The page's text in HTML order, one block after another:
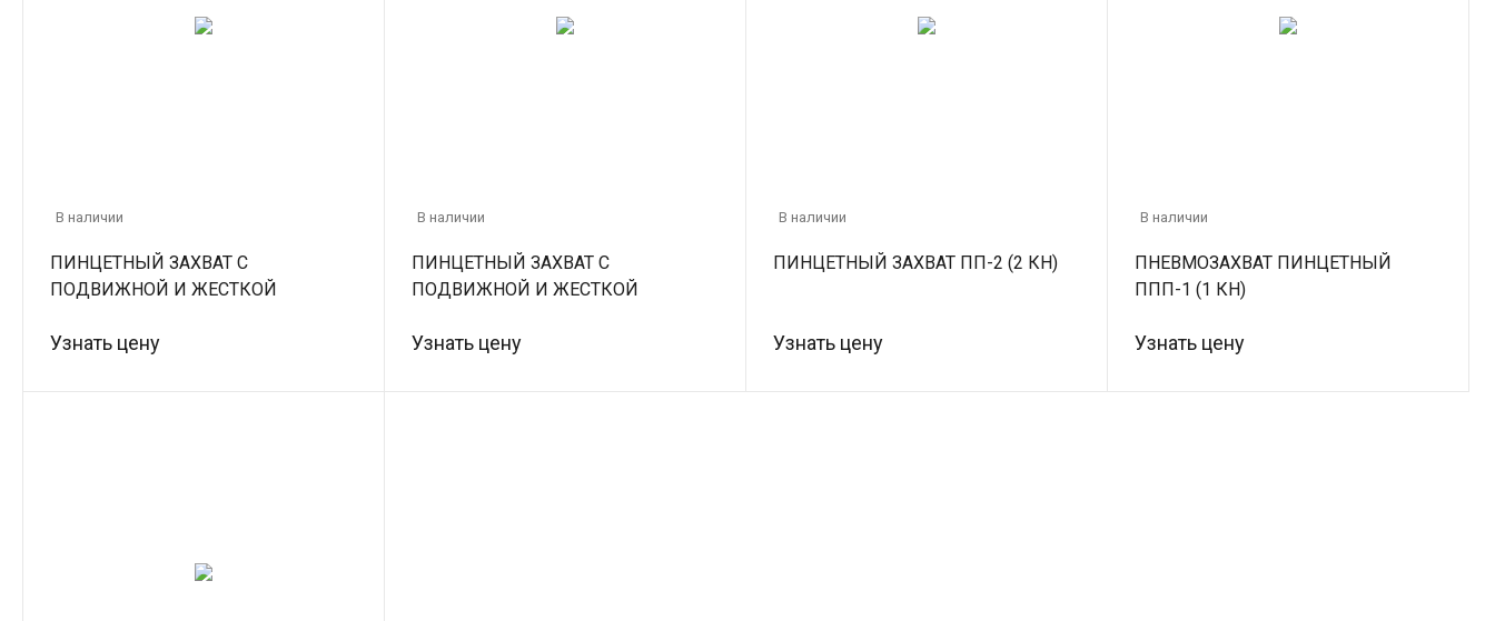
В наличии
ПИНЦЕТНЫЙ ЗАХВАТ С
ПОДВИЖНОЙ И ЖЕСТКОЙ
Узнать цену
В наличии
ПИНЦЕТНЫЙ ЗАХВАТ С
ПОДВИЖНОЙ И ЖЕСТКОЙ
Узнать цену
В наличии
ПИНЦЕТНЫЙ ЗАХВАТ ПП-2 (2 КН)
Узнать цену
В наличии
ПНЕВМОЗАХВАТ ПИНЦЕТНЫЙ
ППП-1 (1 КН)
Узнать цену